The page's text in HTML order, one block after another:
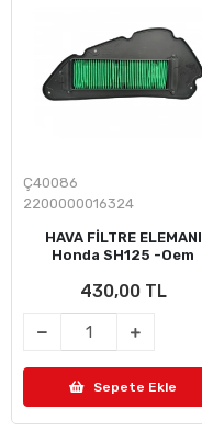
Ç40086
2200000016324
HAVA FİLTRE ELEMANI
Honda SH125 -Oem
430,00 TL
Sepete Ekle